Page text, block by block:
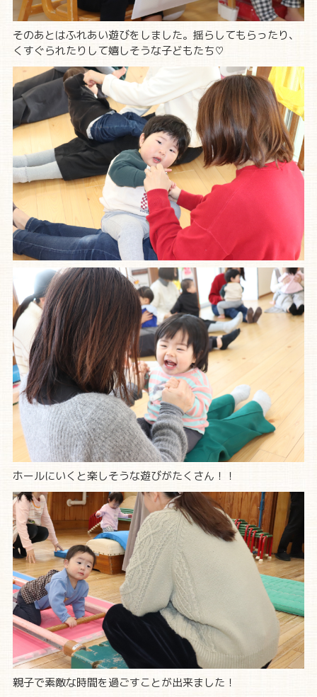
そのあとはふれあい遊びをしました。揺らしてもらったり、
くすぐられたりして嬉しそうな子どもたち♡
ホールにいくと楽しそうな遊びがたくさん！！
親子で素敵な時間を過ごすことが出来ました！